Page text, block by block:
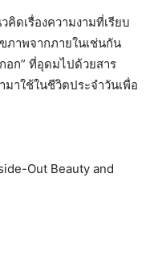
คิดเรื่องความงามที่เรียบ
ภาพจากภายในเช่นกัน
อก” ที่อุดมไปด้วยสาร
าใช้ในชีวิตประจำวันเพื่อ
Out Beauty and